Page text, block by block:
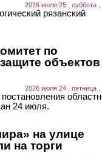
2026 июля 25 , суббота ,
рязанский
по
объектов
2026 июля 24 , пятница ,
24 июля.
на улице
на торги